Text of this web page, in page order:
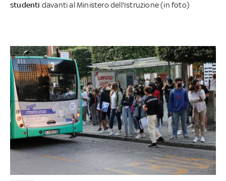
studenti davanti al Ministero dell'Istruzione (in foto)